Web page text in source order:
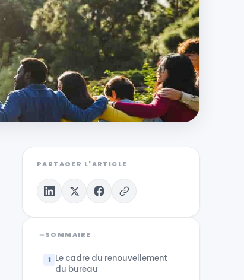
PARTAGER L'ARTICLE
SOMMAIRE
Le cadre du renouvellement
du bureau